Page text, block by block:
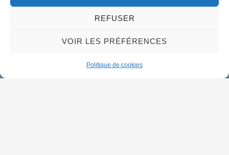
REFUSER
VOIR LES PRÉFÉRENCES
Politique de cookies
9h00 à 12h30 & 14h00 à 17h30